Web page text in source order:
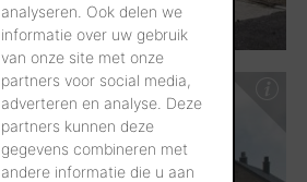
analyseren. Ook delen we
informatie over uw gebruik
van onze site met onze
partners voor social media,
adverteren en analyse. Deze
partners kunnen deze
gegevens combineren met
andere informatie die u aan